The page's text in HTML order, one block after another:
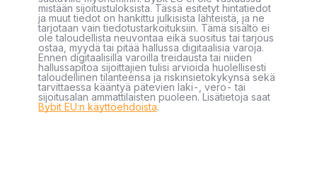
mistään sijoitustuloksista. Tässä esitetyt hintatiedot
ja muut tiedot on hankittu julkisista lähteistä, ja ne
tarjotaan vain tiedotustarkoituksiin. Tämä sisältö ei
ole taloudellista neuvontaa eikä suositus tai tarjous
ostaa, myydä tai pitää hallussa digitaalisia varoja.
Ennen digitaalisilla varoilla treidausta tai niiden
hallussapitoa sijoittajien tulisi arvioida huolellisesti
taloudellinen tilanteensa ja riskinsietokykynsä sekä
tarvittaessa kääntyä pätevien laki-, vero- tai
sijoitusalan ammattilaisten puoleen. Lisätietoja saat
Bybit EU:n käyttöehdoista.